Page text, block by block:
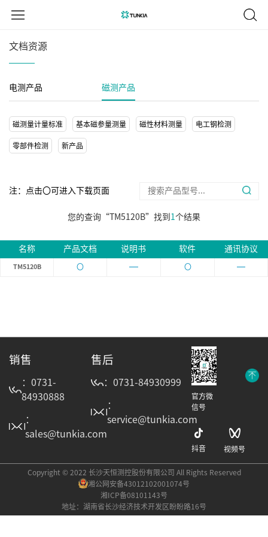
文档资源
电测产品 磁测产品
磁测量计量标准 基本磁参量测量 磁性材料测量 电工钢检测
零部件检测 新产品
注：点击〇可进入下载页面
您的查询“TM5120B”找到 1 个结果
名称 产品文档 说明书 软件 通讯协议
TM5120B 〇 〇
销售
：0731-
84930888
：
sales@tunkia.com
售后
：0731-84930999
：
service@tunkia.com
官方微
信号
抖音 视频号
Copyright © 2022 长沙天恒测控股份有限公司 All Rights Reserved
湘公网安备43012102001074号
湘ICP备08101143号
地址：湖南省长沙经济技术开发区盼盼路16号